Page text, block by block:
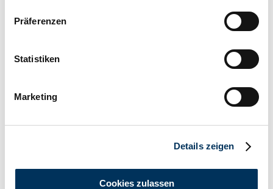
Informationen über Ihre geografische Lage
können
bestimmten Merkmalen (Fingerprinting) identifizieren
Erfahren Sie mehr darüber, wie Ihre persönlichen Daten
Präferenzen
Statistiken
Marketing
Details zeigen
Cookies zulassen